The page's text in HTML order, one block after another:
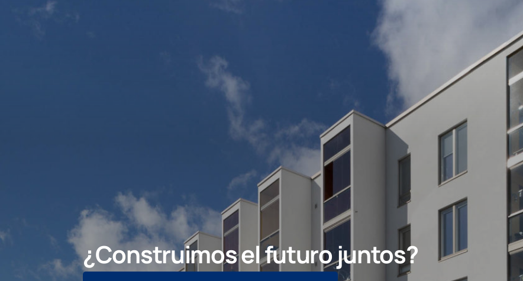
¿Construimos el futuro juntos?